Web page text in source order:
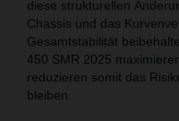
diese strukturellen
Chassis und das
Gesamtstabilität
450 SMR 2025
reduzieren somit das
bleiben.